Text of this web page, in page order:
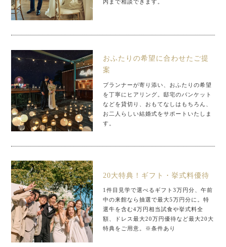
内まで相談できます。
おふたりの希望に合わせたご提
案
プランナーが寄り添い、おふたりの希望
を丁寧にヒアリング。邸宅のバンケット
などを貸切り、おもてなしはもちろん、
お二人らしい結婚式をサポートいたしま
す。
20大特典！ギフト・挙式料優待
1件目見学で選べるギフト3万円分、午前
中の来館なら抽選で最大5万円分に。特
選牛を含む4万円相当試食や挙式料全
額、ドレス最大20万円優待など最大20大
特典をご用意。※条件あり